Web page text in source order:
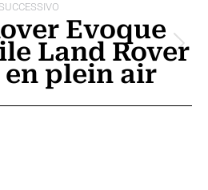
Prossimo
post:
Evoque
Land Rover
en plein air